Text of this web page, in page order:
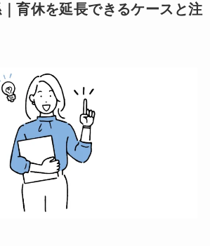
育休を延長できるケースと注